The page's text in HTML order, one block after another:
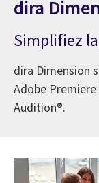
dira
Simplifiez
dira Dimension
Adobe
Audition®.